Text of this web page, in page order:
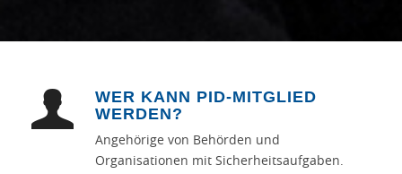
WER KANN PID-MITGLIED
WERDEN?
Angehörige von Behörden und
Organisationen mit Sicherheitsaufgaben.